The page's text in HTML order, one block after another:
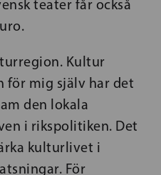
teater får också
Kultur
för mig själv har det
den lokala
i rikspolitiken. Det
kulturlivet i
För